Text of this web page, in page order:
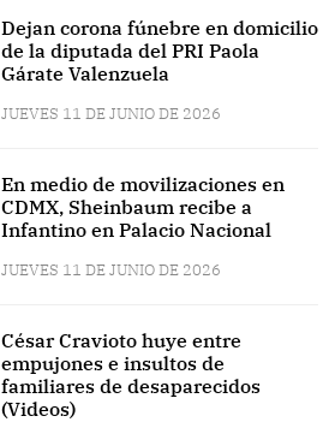
Dejan corona fúnebre en domicilio
de la diputada del PRI Paola
Gárate Valenzuela
JUEVES 11 DE JUNIO DE 2026
En medio de movilizaciones en
CDMX, Sheinbaum recibe a
Infantino en Palacio Nacional
JUEVES 11 DE JUNIO DE 2026
César Cravioto huye entre
empujones e insultos de
familiares de desaparecidos
(Videos)